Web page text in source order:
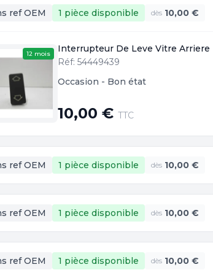
ref OEM 1 pièce disponible dès 10,00 €
12 mois
Interrupteur De Leve Vitre Arriere
Réf: 54449439
Occasion - Bon état
10,00 € TTC
ref OEM 1 pièce disponible dès 10,00 €
ref OEM 1 pièce disponible dès 10,00 €
ref OEM 1 pièce disponible dès 10,00 €